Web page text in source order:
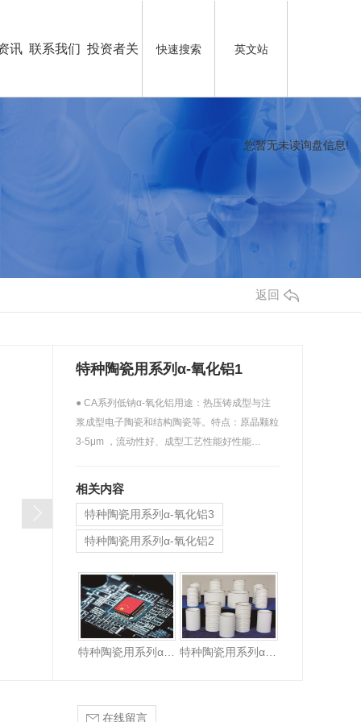
讯 联系我们 投资者关 快速搜索 英文站
您暂无未读询盘信息!
返回
特种陶瓷用系列α-氧化铝1
● CA系列低钠α-氧化铝用途：热压铸成型与注
浆成型电子陶瓷和结构陶瓷等。特点：原晶颗粒
3-5μm ，流动性好、成型工艺性能好性能…
相关内容
特种陶瓷用系列α-氧化铝3
特种陶瓷用系列α-氧化铝2
特种陶瓷用系列α-氧化铝3
在线留言